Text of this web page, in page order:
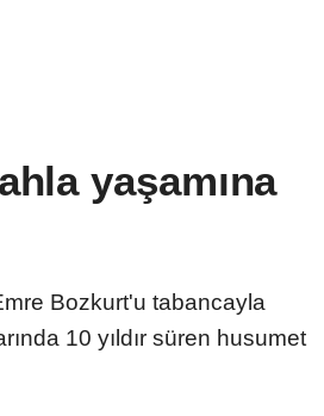
yaşamına
Bozkurt'u tabancayla
10 yıldır süren husumet